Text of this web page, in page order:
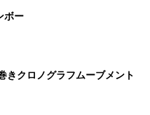
ボー
きクロノグラフムーブメント